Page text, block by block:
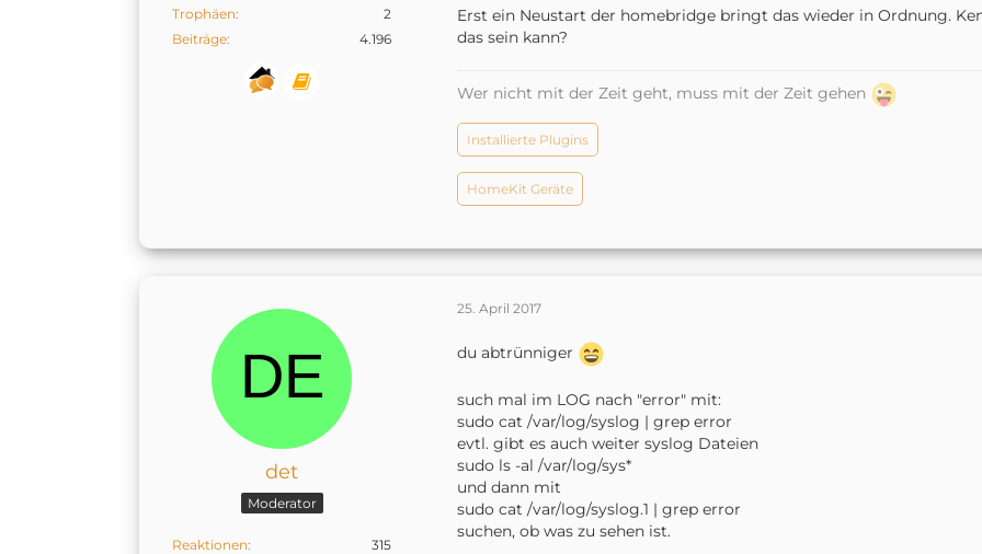
Trophäen
2
Beiträge
4.196
Erst ein Neustart der homebridge bringt das wieder in Ordnung.
das sein kann?
Wer nicht mit der Zeit geht, muss mit der Zeit gehen
Installierte Plugins
HomeKit Geräte
det
Moderator
Reaktionen
315
25. April 2017
du abtrünniger
such mal im LOG nach "error" mit:
sudo cat /var/log/syslog | grep error
evtl. gibt es auch weiter syslog Dateien
sudo ls -al /var/log/sys*
und dann mit
sudo cat /var/log/syslog.1 | grep error
suchen, ob was zu sehen ist.